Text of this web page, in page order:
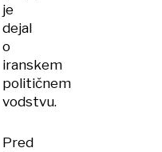
je
dejal
o
iranskem
političnem
vodstvu.
Pred